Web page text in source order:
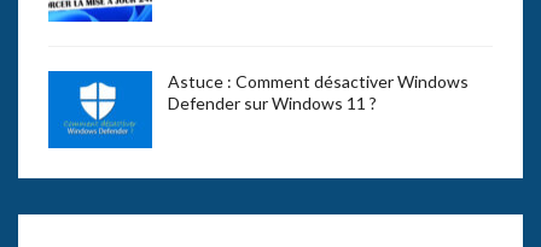
Astuce : Comment désactiver Windows
Defender sur Windows 11 ?